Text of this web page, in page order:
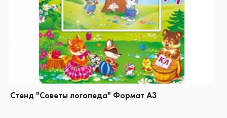
Стенд "Советы логопеда" Формат А3